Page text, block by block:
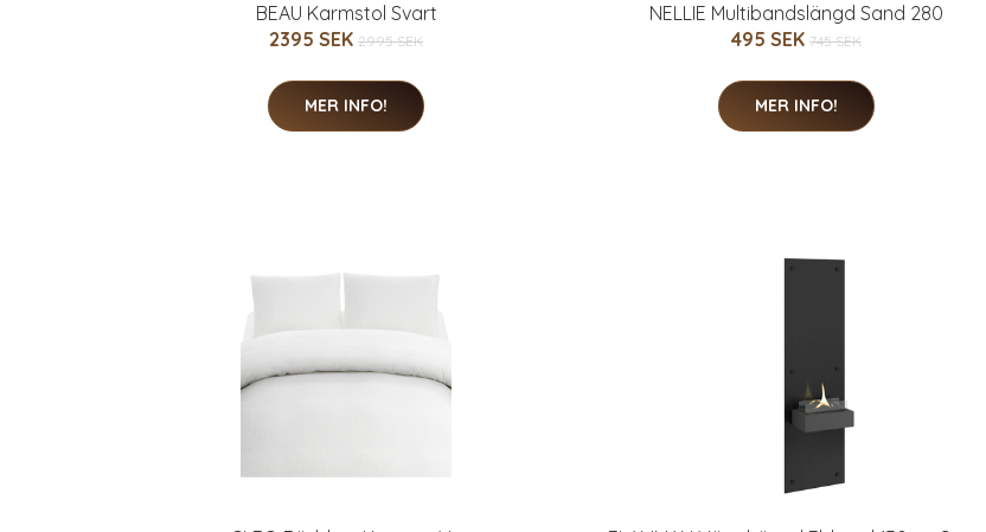
BEAU Karmstol Svart
2395 SEK 2995 SEK
MER INFO!
NELLIE Multibandslängd Sand 280
495 SEK 745 SEK
MER INFO!